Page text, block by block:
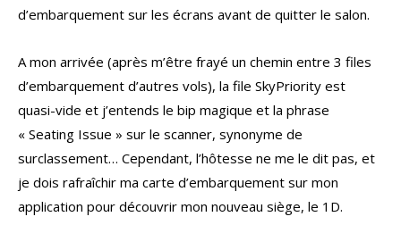
d’embarquement sur les écrans avant de quitter le salon.
A mon arrivée (après m’être frayé un chemin entre 3 files
d’embarquement d’autres vols), la file SkyPriority est
quasi-vide et j’entends le bip magique et la phrase
« Seating Issue » sur le scanner, synonyme de
surclassement… Cependant, l’hôtesse ne me le dit pas, et
je dois rafraîchir ma carte d’embarquement sur mon
application pour découvrir mon nouveau siège, le 1D.